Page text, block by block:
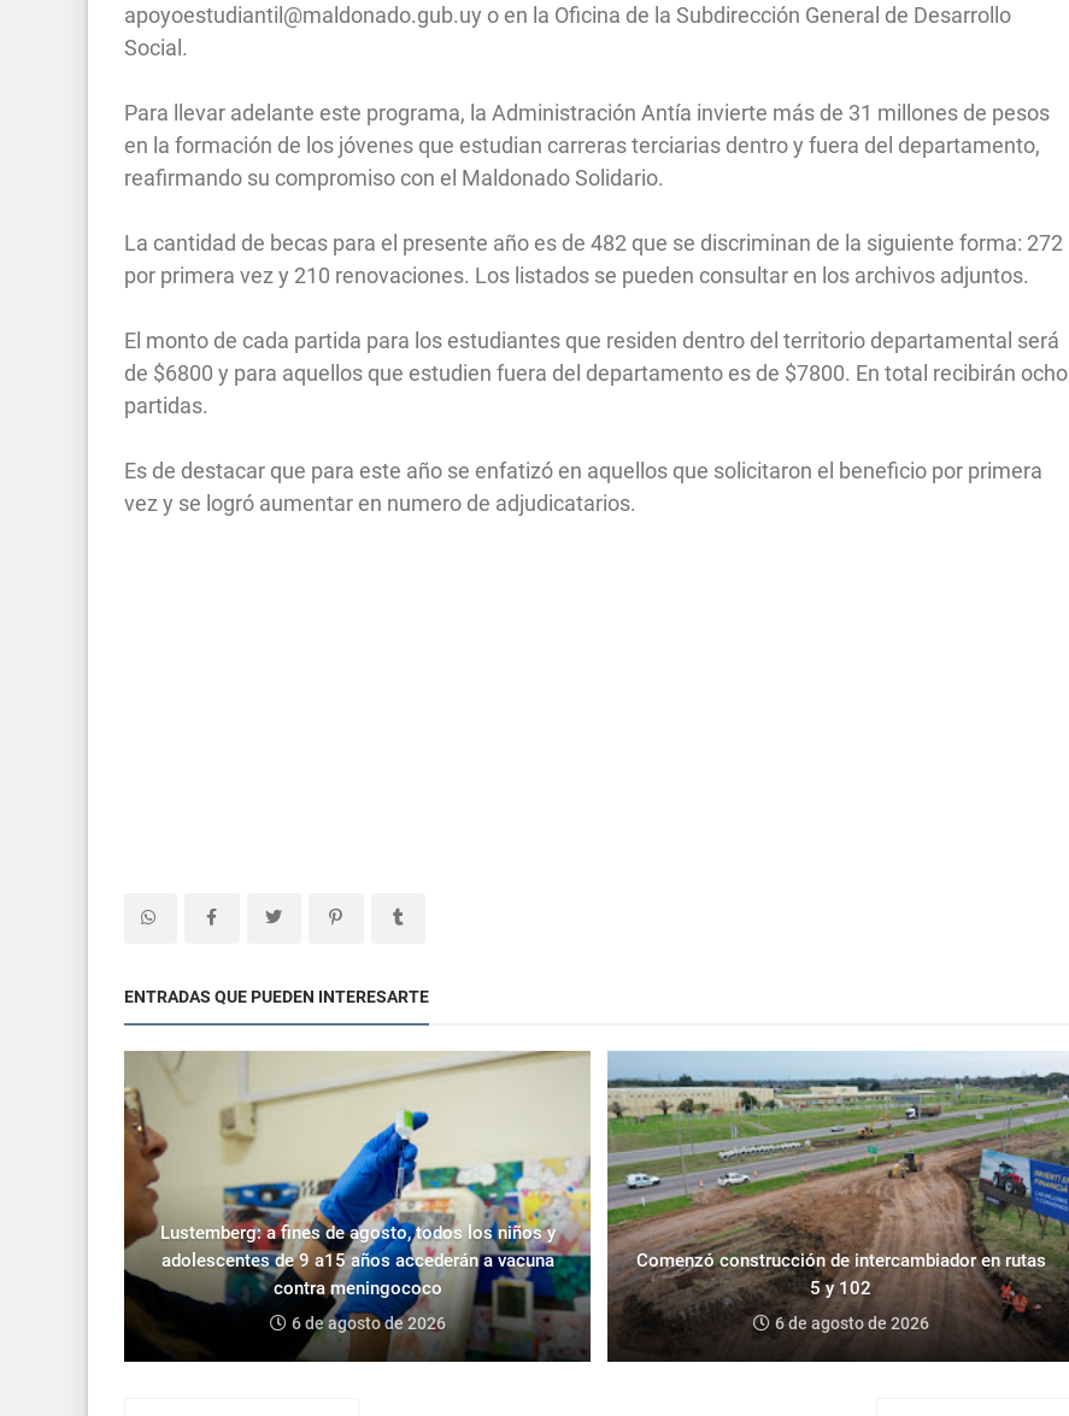
apoyoestudiantil@maldonado.gub.uy o en la Oficina de la Subdirección General de Desarrollo
Social.
Para llevar adelante este programa, la Administración Antía invierte más de 31 millones de pesos
en la formación de los jóvenes que estudian carreras terciarias dentro y fuera del departamento,
reafirmando su compromiso con el Maldonado Solidario.
La cantidad de becas para el presente año es de 482 que se discriminan de la siguiente forma: 272
por primera vez y 210 renovaciones. Los listados se pueden consultar en los archivos adjuntos.
El monto de cada partida para los estudiantes que residen dentro del territorio departamental será
de $6800 y para aquellos que estudien fuera del departamento es de $7800. En total recibirán ocho
partidas.
Es de destacar que para este año se enfatizó en aquellos que solicitaron el beneficio por primera
vez y se logró aumentar en numero de adjudicatarios.
ENTRADAS QUE PUEDEN INTERESARTE
Lustemberg: a fines de agosto, todos los niños y
adolescentes de 9 a15 años accederán a vacuna
contra meningococo
6 de agosto de 2026
Comenzó construcción de intercambiador en rutas
5 y 102
6 de agosto de 2026